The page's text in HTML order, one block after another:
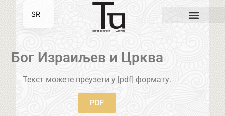
Бог Израиљев и Црква
Текст можете преузети у [pdf] формату.
PDF
SR
EN